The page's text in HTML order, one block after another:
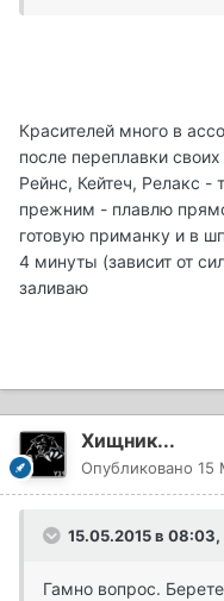
Красителей много в
после переплавки
Рейнс, Кейтеч, Релакс -
прежним - плавлю
готовую приманку и в
4 минуты (зависит от
заливаю
Хищник...
Опубликовано 15
15.05.2015 в
Гамно вопрос.